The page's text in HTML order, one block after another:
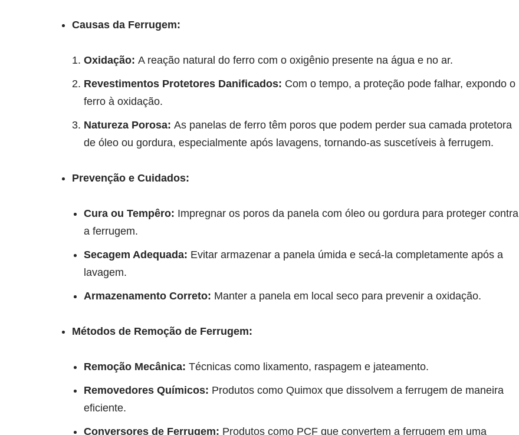
Causas da Ferrugem:
Oxidação: A reação natural do ferro com o oxigênio presente na água e no ar.
Revestimentos Protetores Danificados: Com o tempo, a proteção pode falhar, expondo o
ferro à oxidação.
Natureza Porosa: As panelas de ferro têm poros que podem perder sua camada protetora
de óleo ou gordura, especialmente após lavagens, tornando-as suscetíveis à ferrugem.
Prevenção e Cuidados:
Cura ou Tempêro: Impregnar os poros da panela com óleo ou gordura para proteger contra
a ferrugem.
Secagem Adequada: Evitar armazenar a panela úmida e secá-la completamente após a
lavagem.
Armazenamento Correto: Manter a panela em local seco para prevenir a oxidação.
Métodos de Remoção de Ferrugem:
Remoção Mecânica: Técnicas como lixamento, raspagem e jateamento.
Removedores Químicos: Produtos como Quimox que dissolvem a ferrugem de maneira
eficiente.
Conversores de Ferrugem: Produtos como PCF que convertem a ferrugem em uma